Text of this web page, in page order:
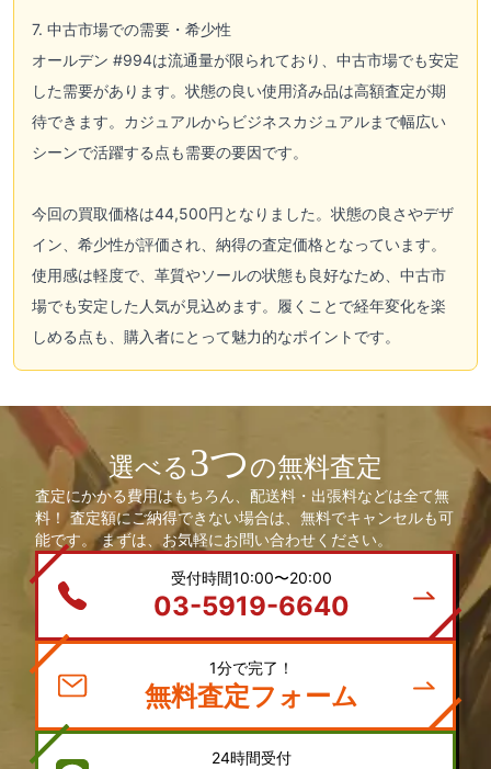
7. 中古市場での需要・希少性
オールデン #994は流通量が限られており、中古市場でも安定
した需要があります。状態の良い使用済み品は高額査定が期
待できます。カジュアルからビジネスカジュアルまで幅広い
シーンで活躍する点も需要の要因です。
今回の買取価格は44,500円となりました。状態の良さやデザ
イン、希少性が評価され、納得の査定価格となっています。
使用感は軽度で、革質やソールの状態も良好なため、中古市
場でも安定した人気が見込めます。履くことで経年変化を楽
しめる点も、購入者にとって魅力的なポイントです。
選べる3つの無料査定
査定にかかる費用はもちろん、配送料・出張料などは全て無
料！ 査定額にご納得できない場合は、無料でキャンセルも可
能です。 まずは、お気軽にお問い合わせください。
受付時間10:00〜20:00
03-5919-6640
1分で完了！
無料査定フォーム
24時間受付